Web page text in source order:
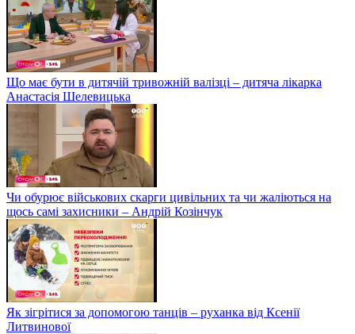
Що має бути в дитячій тривожній валізці – дитяча лікарка
Анастасія Шелевицька
Чи обурює військових скарги цивільних та чи жаліються на
щось самі захисники – Андрій Козінчук
Як зігрітися за допомогою танців – руханка від Ксенії
Литвинової